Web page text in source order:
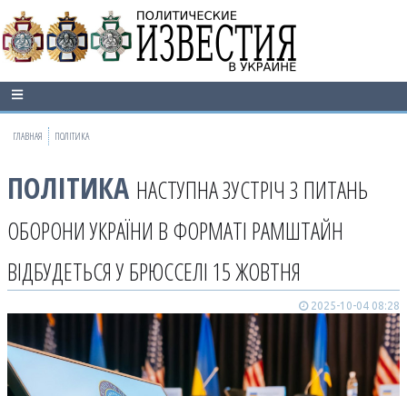
ГЛАВНАЯ ПОЛІТИКА
ПОЛІТИКА НАСТУПНА ЗУСТРІЧ З ПИТАНЬ
ОБОРОНИ УКРАЇНИ В ФОРМАТІ РАМШТАЙН
ВІДБУДЕТЬСЯ У БРЮССЕЛІ 15 ЖОВТНЯ
2025-10-04 08:28